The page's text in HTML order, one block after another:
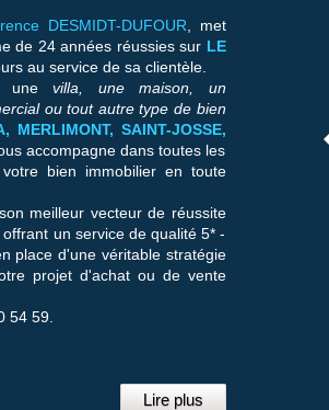
DESMIDT-DUFOUR , met
de 24 années réussies sur LE
au service de sa clientèle.
une villa, une maison, un
ou tout autre type de bien
MERLIMONT, SAINT-JOSSE,
accompagne dans toutes les
bien immobilier en toute
meilleur vecteur de réussite
un service de qualité 5* -
place d'une véritable stratégie
projet d'achat ou de vente
54 59.
Lire plus
€
Le Touquet-Paris-Plage
Maison 150 m²